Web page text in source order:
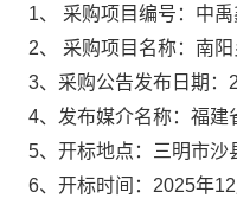
1、
采购项目编号 ：中
2、
采购项目名称： 南
3、 采购公告发布日期：
4、发布媒介名称：福建
5、开标地点：三明市沙
6、开标时间： 2025年12